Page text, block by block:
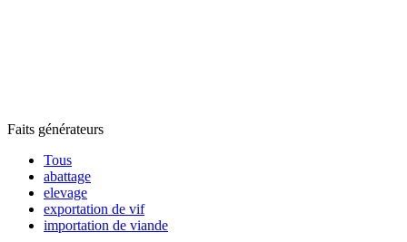
Faits générateurs
Tous
abattage
elevage
exportation de vif
importation de viande